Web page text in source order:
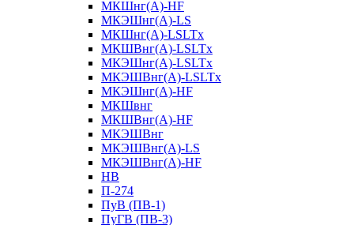
МКШнг(А)-HF
МКЭШнг(А)-LS
МКШнг(А)-LSLTx
МКШВнг(A)-LSLTx
МКЭШнг(А)-LSLTx
МКЭШВнг(A)-LSLTx
МКЭШнг(А)-HF
МКШвнг
МКШВнг(А)-HF
МКЭШВнг
МКЭШВнг(А)-LS
МКЭШВнг(А)-HF
НВ
П-274
ПуВ (ПВ-1)
ПуГВ (ПВ-3)